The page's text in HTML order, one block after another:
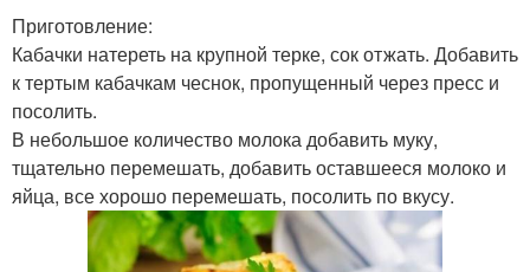
Приготовление:
Кабачки натереть на крупной терке, сок отжать. Добавить
к тертым кабачкам чеснок, пропущенный через пресс и
посолить.
В небольшое количество молока добавить муку,
тщательно перемешать, добавить оставшееся молоко и
яйца, все хорошо перемешать, посолить по вкусу.